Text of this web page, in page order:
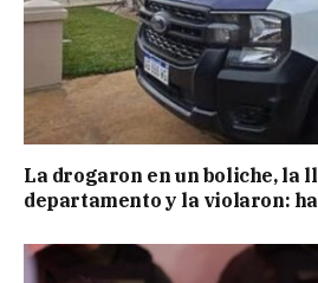
La drogaron en un boliche, la
departamento y la violaron: